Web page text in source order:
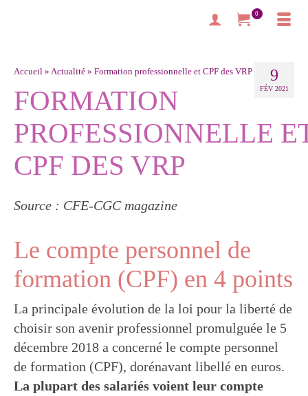
0
9
FÉV 2021
Accueil » Actualité » Formation professionnelle et CPF des VRP
FORMATION
PROFESSIONNELLE
CPF DES VRP
Source : CFE-CGC magazine
Le compte personnel de
formation (CPF) en 4 points
La principale évolution de la loi pour la liberté de
choisir son avenir professionnel promulguée le 5
décembre 2018 a concerné le compte personnel
de formation (CPF), dorénavant libellé en euros.
La plupart des salariés voient leur compte